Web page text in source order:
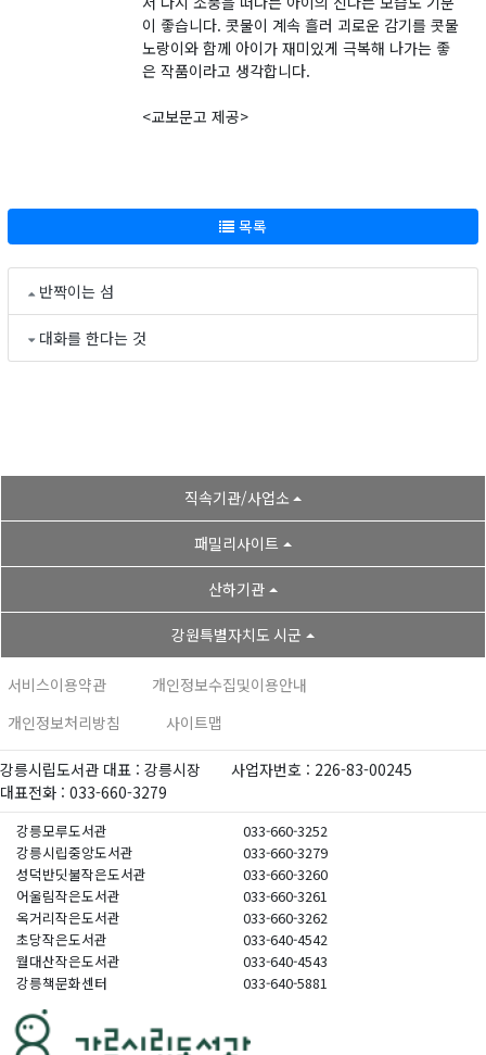
이 좋습니다. 콧물이 계속 흘러 괴로운 감기를 콧물
노랑이와 함께 아이가 재미있게 극복해 나가는 좋
은 작품이라고 생각합니다.
<교보문고 제공>
목록
반짝이는 섬
대화를 한다는 것
직속기관/사업소
패밀리사이트
산하기관
강원특별자치도 시군
서비스이용약관
개인정보수집및이용안내
개인정보처리방침
사이트맵
강릉시립도서관 대표 : 강릉시장
사업자번호 : 226-83-00245
대표전화 : 033-660-3279
강릉모루도서관
033-660-3252
강릉시립중앙도서관
033-660-3279
성덕반딧불작은도서관
033-660-3260
어울림작은도서관
033-660-3261
옥거리작은도서관
033-660-3262
초당작은도서관
033-640-4542
월대산작은도서관
033-640-4543
강릉책문화센터
033-640-5881